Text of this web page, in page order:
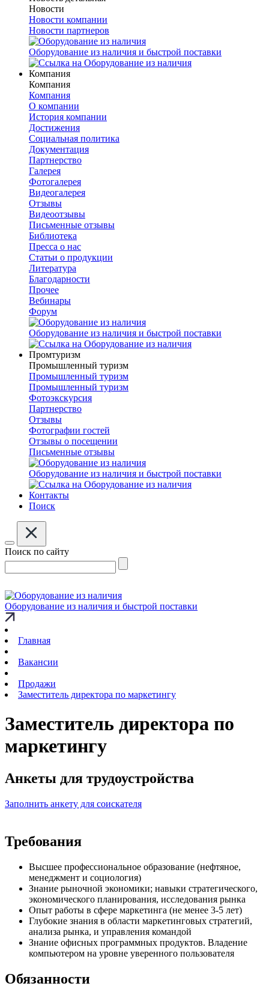
Новости
Новости компании
Новости партнеров
Оборудование из наличия и быстрой поставки
Компания
Компания
Компания
О компании
История компании
Достижения
Социальная политика
Документация
Партнерство
Галерея
Фотогалерея
Видеогалерея
Отзывы
Видеоотзывы
Письменные отзывы
Библиотека
Пресса о нас
Статьи о продукции
Литература
Благодарности
Прочее
Вебинары
Форум
Оборудование из наличия и быстрой поставки
Промтуризм
Промышленный туризм
Промышленный туризм
Промышленный туризм
Фотоэкскурсия
Партнерство
Отзывы
Фотографии гостей
Отзывы о посещении
Письменные отзывы
Оборудование из наличия и быстрой поставки
Контакты
Поиск
Поиск по сайту
Оборудование из наличия и быстрой поставки
Главная
Вакансии
Продажи
Заместитель директора по маркетингу
Заместитель директора по
маркетингу
Анкеты для трудоустройства
Заполнить анкету для соискателя
Требования
Высшее профессиональное образование (нефтяное,
менеджмент и социология)
Знание рыночной экономики; навыки стратегического,
экономического планирования, исследования рынка
Опыт работы в сфере маркетинга (не менее 3-5 лет)
Глубокие знания в области маркетинговых стратегий,
анализа рынка, и управления командой
Знание офисных программных продуктов. Владение
компьютером на уровне уверенного пользователя
Обязанности